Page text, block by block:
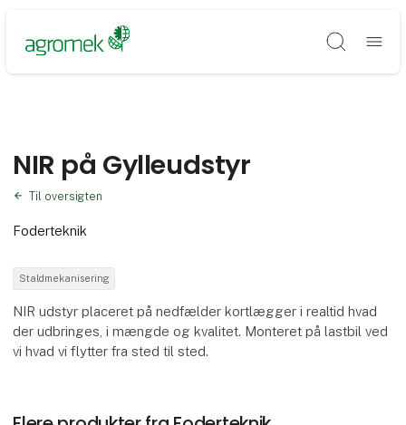
Søg
NIR på Gylleudstyr
Til oversigten
Foderteknik
Staldmekanisering
NIR udstyr placeret på nedfælder kortlægger i realtid hvad
der udbringes, i mængde og kvalitet. Monteret på lastbil ved
vi hvad vi flytter fra sted til sted.